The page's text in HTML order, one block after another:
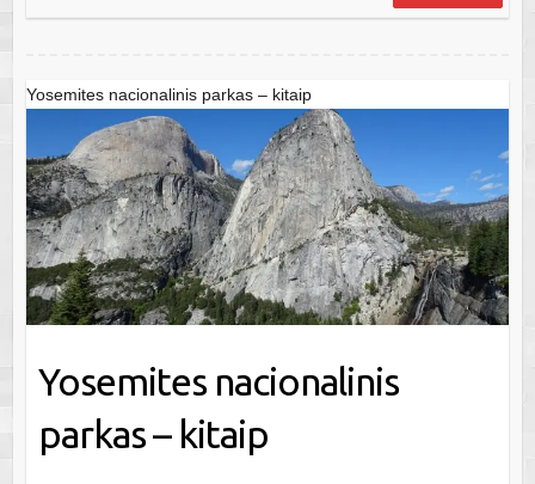
Yosemites nacionalinis parkas – kitaip
Yosemites nacionalinis
parkas – kitaip